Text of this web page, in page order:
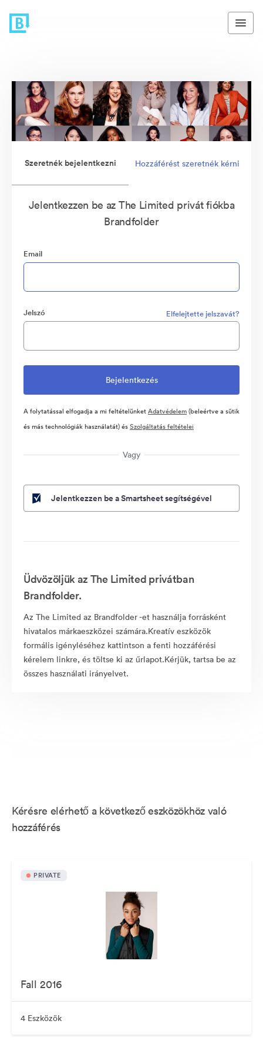
Szeretnék bejelentkezni Hozzáférést szeretnék kérni
Jelentkezzen be az The Limited privát fiókba
Brandfolder
Email
Jelszó Elfelejtette jelszavát?
A folytatással elfogadja a mi feltételünketAdatvédelem(beleértve a sütik
és más technológiák használatát) ésSzolgáltatás feltételei
Vagy
Jelentkezzen be a Smartsheet segítségével
Üdvözöljük az The Limited privátban
Brandfolder.
Az The Limited az Brandfolder -et használja forrásként
hivatalos márkaeszközei számára.Kreatív eszközök
formális igényléséhez kattintson a fenti hozzáférési
kérelem linkre, és töltse ki az űrlapot.Kérjük, tartsa be az
összes használati irányelvet.
Kérésre elérhető a következő eszközökhöz való
hozzáférés
PRIVATE
Fall 2016
4 Eszközök